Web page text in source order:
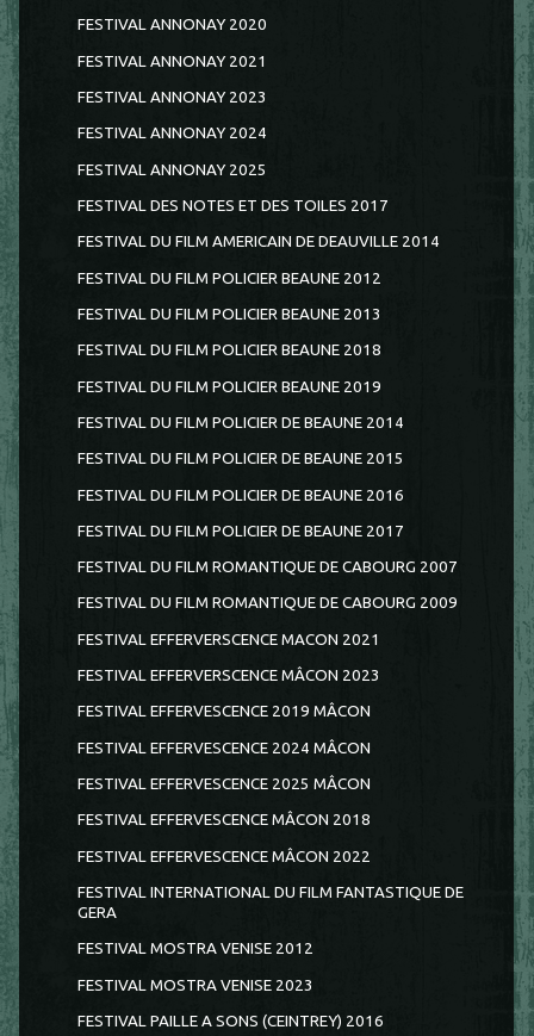
FESTIVAL ANNONAY 2020
FESTIVAL ANNONAY 2021
FESTIVAL ANNONAY 2023
FESTIVAL ANNONAY 2024
FESTIVAL ANNONAY 2025
FESTIVAL DES NOTES ET DES TOILES 2017
FESTIVAL DU FILM AMERICAIN DE DEAUVILLE 2014
FESTIVAL DU FILM POLICIER BEAUNE 2012
FESTIVAL DU FILM POLICIER BEAUNE 2013
FESTIVAL DU FILM POLICIER BEAUNE 2018
FESTIVAL DU FILM POLICIER BEAUNE 2019
FESTIVAL DU FILM POLICIER DE BEAUNE 2014
FESTIVAL DU FILM POLICIER DE BEAUNE 2015
FESTIVAL DU FILM POLICIER DE BEAUNE 2016
FESTIVAL DU FILM POLICIER DE BEAUNE 2017
FESTIVAL DU FILM ROMANTIQUE DE CABOURG 2007
FESTIVAL DU FILM ROMANTIQUE DE CABOURG 2009
FESTIVAL EFFERVERSCENCE MACON 2021
FESTIVAL EFFERVERSCENCE MÂCON 2023
FESTIVAL EFFERVESCENCE 2019 MÂCON
FESTIVAL EFFERVESCENCE 2024 MÂCON
FESTIVAL EFFERVESCENCE 2025 MÂCON
FESTIVAL EFFERVESCENCE MÂCON 2018
FESTIVAL EFFERVESCENCE MÂCON 2022
FESTIVAL INTERNATIONAL DU FILM FANTASTIQUE DE
GERA
FESTIVAL MOSTRA VENISE 2012
FESTIVAL MOSTRA VENISE 2023
FESTIVAL PAILLE A SONS (CEINTREY) 2016